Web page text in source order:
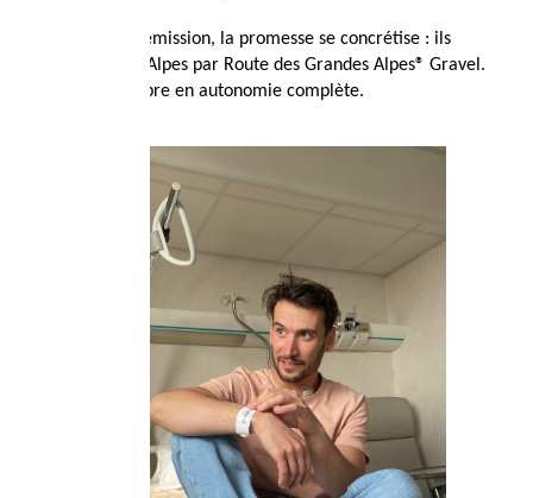
Un an après la rémission, la promesse se concrétise : ils
traverseront les Alpes par Route des Grandes Alpes® Gravel.
Départ le 2 octobre en autonomie complète.